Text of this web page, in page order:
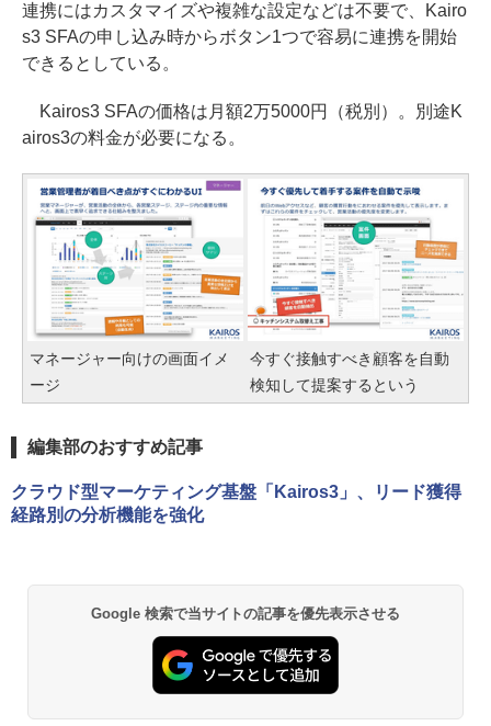
連携にはカスタマイズや複雑な設定などは不要で、Kairo
s3 SFAの申し込み時からボタン1つで容易に連携を開始
できるとしている。
Kairos3 SFAの価格は月額2万5000円（税別）。別途K
airos3の料金が必要になる。
マネージャー向けの画面イメ
ージ
今すぐ接触すべき顧客を自動
検知して提案するという
編集部のおすすめ記事
クラウド型マーケティング基盤「Kairos3」、リード獲得
経路別の分析機能を強化
Google 検索で当サイトの記事を優先表示させる